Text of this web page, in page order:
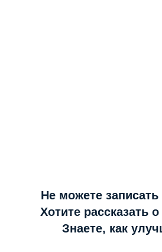
Не можете
Хотите рассказать
Знаете, как